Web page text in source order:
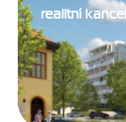
realitní